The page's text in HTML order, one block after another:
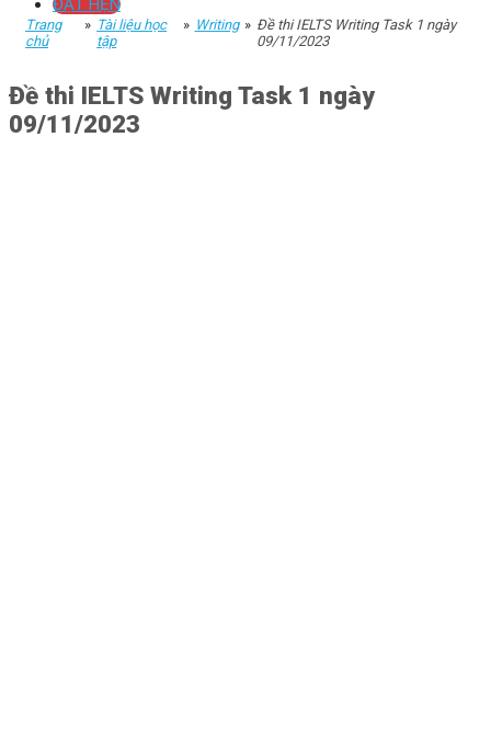
ĐẶT HẸN
Trang
chủ
» Tài liệu học
tập
» Writing » Đề thi IELTS Writing Task 1 ngày
09/11/2023
Đề thi IELTS Writing Task 1 ngày
09/11/2023